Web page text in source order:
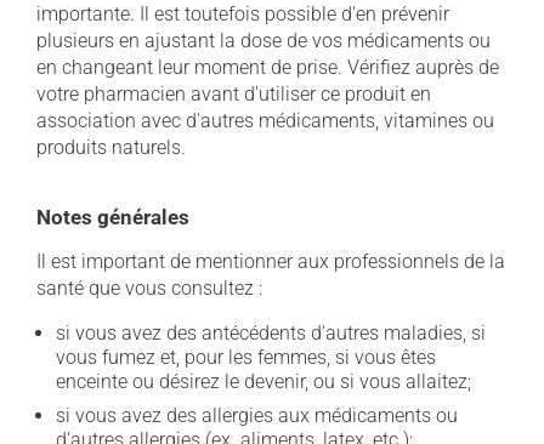
importante. Il est toutefois possible d'en prévenir
plusieurs en ajustant la dose de vos médicaments ou
en changeant leur moment de prise. Vérifiez auprès de
votre pharmacien avant d'utiliser ce produit en
association avec d'autres médicaments, vitamines ou
produits naturels.
Notes générales
Il est important de mentionner aux professionnels de la
santé que vous consultez :
si vous avez des antécédents d'autres maladies, si
vous fumez et, pour les femmes, si vous êtes
enceinte ou désirez le devenir, ou si vous allaitez;
si vous avez des allergies aux médicaments ou